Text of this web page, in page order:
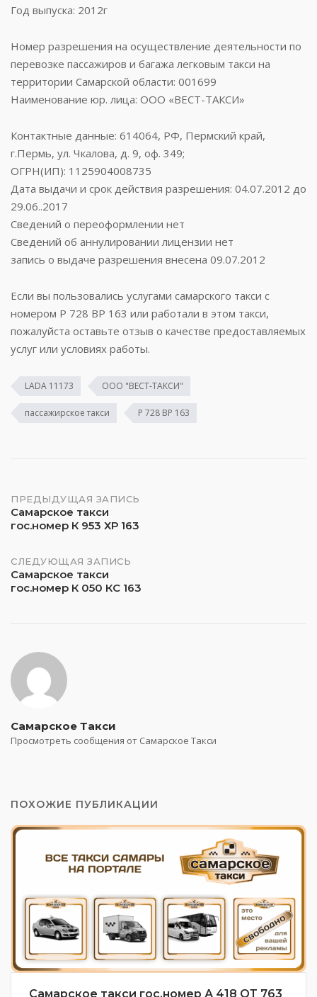
Год выпуска: 2012г
Номер разрешения на осуществление деятельности по
перевозке пассажиров и багажа легковым такси на
территории Самарской области: 001699
Наименование юр. лица: ООО «ВЕСТ-ТАКСИ»
Контактные данные: 614064, РФ, Пермский край,
г.Пермь, ул. Чкалова, д. 9, оф. 349;
ОГРН(ИП): 1125904008735
Дата выдачи и срок действия разрешения: 04.07.2012 до
29.06..2017
Сведений о переоформлении нет
Сведений об аннулировании лицензии нет
запись о выдаче разрешения внесена 09.07.2012
Если вы пользовались услугами самарского такси с
номером Р 728 ВР 163 или работали в этом такси,
пожалуйста оставьте отзыв о качестве предоставляемых
услуг или условиях работы.
LADA 11173 ООО "ВЕСТ-ТАКСИ"
пассажирское такси Р 728 ВР 163
Навигация
по
записям
ПРЕДЫДУЩАЯ ЗАПИСЬ
Самарское такси
гос.номер К 953 ХР 163
СЛЕДУЮЩАЯ ЗАПИСЬ
Самарское такси
гос.номер К 050 КС 163
Самарское Такси
Просмотреть сообщения от Самарское Такси
ПОХОЖИЕ ПУБЛИКАЦИИ
Самарское такси гос.номер А 418 ОТ 763